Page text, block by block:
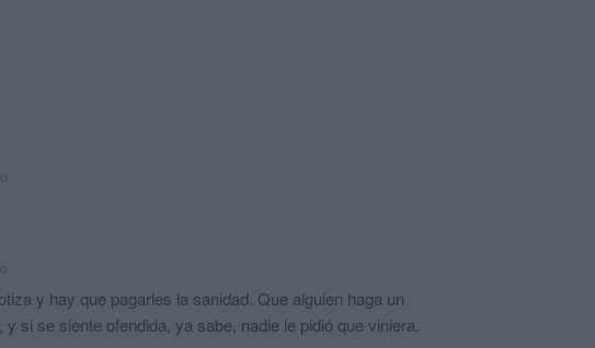
y hay que pagarles la sanidad. Que alguien haga un
si se siente ofendida, ya sabe, nadie le pidió que viniera.